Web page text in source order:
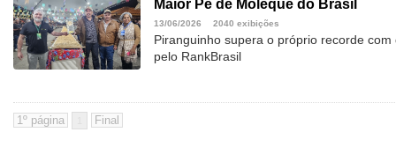
Maior Pé de Moleque do Brasil
13/06/2026 2040 exibições
Piranguinho supera o próprio recorde
pelo RankBrasil